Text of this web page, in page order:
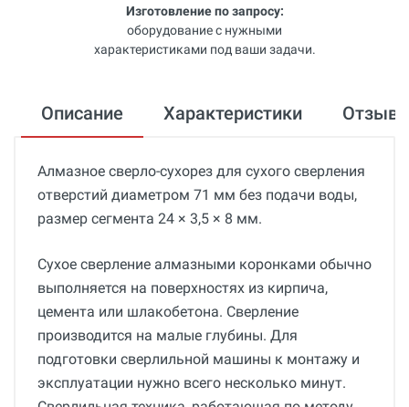
Изготовление по запросу:
оборудование с нужными
характеристиками под ваши задачи.
Описание Характеристики
Алмазное сверло-сухорез для сухого сверления
отверстий диаметром 71 мм без подачи воды,
размер сегмента 24 × 3,5 × 8 мм.
Сухое сверление алмазными коронками обычно
выполняется на поверхностях из кирпича,
цемента или шлакобетона. Сверление
производится на малые глубины. Для
подготовки сверлильной машины к монтажу и
эксплуатации нужно всего несколько минут.